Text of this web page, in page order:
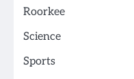
Roorkee
Science
Sports